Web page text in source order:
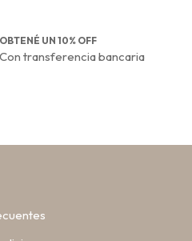
OBTENÉ UN 10% OFF
Con transferencia bancaria